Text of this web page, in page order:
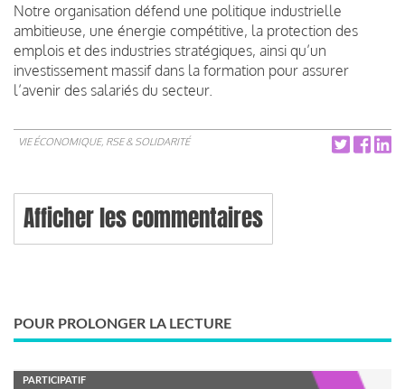
Notre organisation défend une politique industrielle
ambitieuse, une énergie compétitive, la protection des
emplois et des industries stratégiques, ainsi qu’un
investissement massif dans la formation pour assurer
l’avenir des salariés du secteur.
VIE ÉCONOMIQUE, RSE & SOLIDARITÉ
Afficher les commentaires
POUR PROLONGER LA LECTURE
PARTICIPATIF